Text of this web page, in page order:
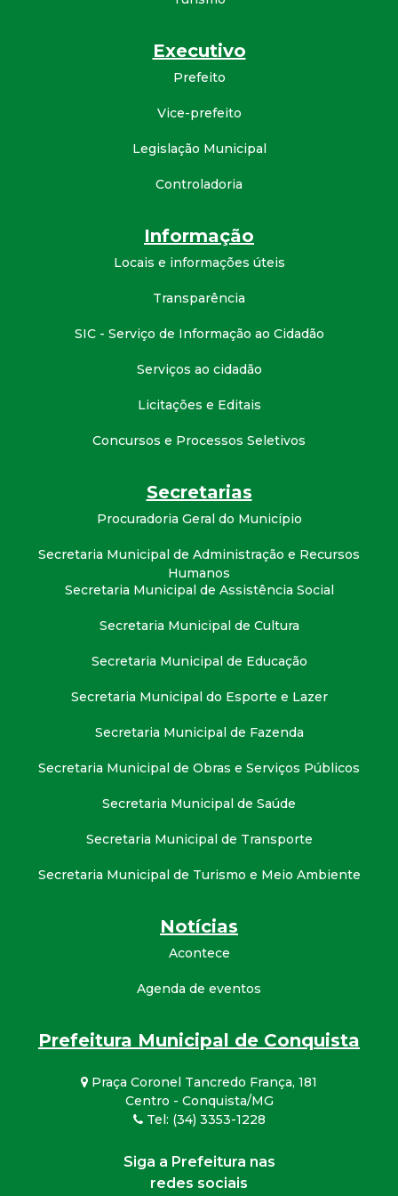
Executivo
Prefeito
Vice-prefeito
Legislação Municipal
Controladoria
Informação
Locais e informações úteis
Transparência
SIC - Serviço de Informação ao Cidadão
Serviços ao cidadão
Licitações e Editais
Concursos e Processos Seletivos
Secretarias
Procuradoria Geral do Município
Secretaria Municipal de Administração e Recursos
Humanos
Secretaria Municipal de Assistência Social
Secretaria Municipal de Cultura
Secretaria Municipal de Educação
Secretaria Municipal do Esporte e Lazer
Secretaria Municipal de Fazenda
Secretaria Municipal de Obras e Serviços Públicos
Secretaria Municipal de Saúde
Secretaria Municipal de Transporte
Secretaria Municipal de Turismo e Meio Ambiente
Notícias
Acontece
Agenda de eventos
Prefeitura Municipal de Conquista
Praça Coronel Tancredo França, 181
Centro - Conquista/MG
Tel: (34) 3353-1228
Siga a Prefeitura nas
redes sociais